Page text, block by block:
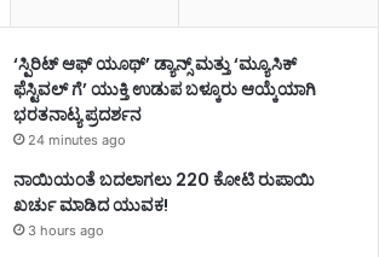
‘ಸ್ಪಿರಿಟ್ ಆಫ್ ಯೂಥ್’ ಡ್ಯಾನ್ಸ್ ಮತ್ತು ‘ಮ್ಯೂಸಿಕ್
ಫೆಸ್ಟಿವಲ್ ಗೆ’ ಯುಕ್ತಿ ಉಡುಪ ಬಳ್ಕೂರು ಆಯ್ಕೆಯಾಗಿ
ಭರತನಾಟ್ಯ ಪ್ರದರ್ಶನ
24 minutes ago
ನಾಯಿಯಂತೆ ಬದಲಾಗಲು 220 ಕೋಟಿ ರುಪಾಯಿ
ಖರ್ಚು ಮಾಡಿದ ಯುವಕ!
3 hours ago